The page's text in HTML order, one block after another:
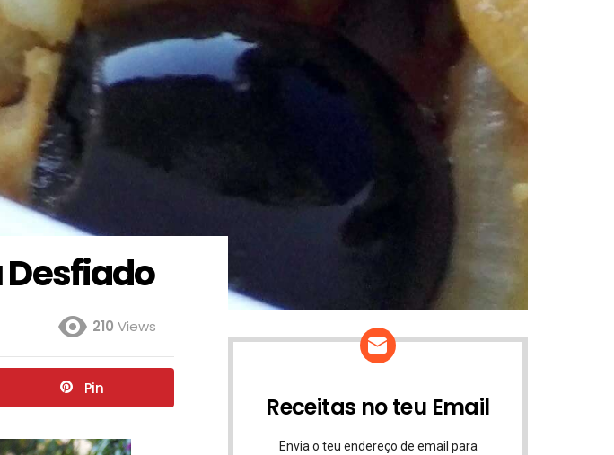
210 Views
Pin
Receitas no teu Email
Envia o teu endereço de email para